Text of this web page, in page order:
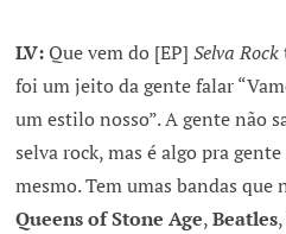
LV:Que vem do [EP]Selva Rock
foi um jeito da gente falar
um estilo nosso”. A gente não
selva rock, mas é algo pra
mesmo. Tem umas bandas que
Queens of Stone Age,Beatles